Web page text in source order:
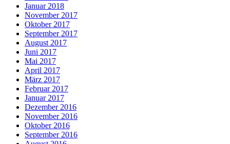
Januar 2018
November 2017
Oktober 2017
September 2017
August 2017
Juni 2017
Mai 2017
April 2017
März 2017
Februar 2017
Januar 2017
Dezember 2016
November 2016
Oktober 2016
September 2016